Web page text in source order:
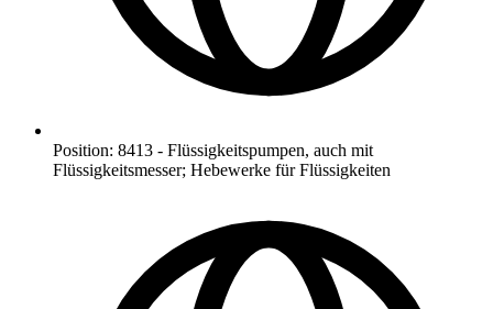
Position: 8413 - Flüssigkeitspumpen, auch mit
Flüssigkeitsmesser; Hebewerke für Flüssigkeiten